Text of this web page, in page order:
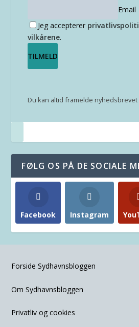
Email
Jeg accepterer
vilkårene.
Du kan altid framelde nyhedsbrevet
FØLG OS PÅ DE SOCIALE
Facebook Instagram
Forside Sydhavnsbloggen
Om Sydhavnsbloggen
Privatliv og cookies